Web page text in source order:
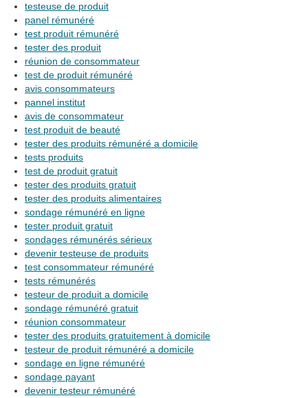
testeuse de produit
panel rémunéré
test produit rémunéré
tester des produit
réunion de consommateur
test de produit rémunéré
avis consommateurs
pannel institut
avis de consommateur
test produit de beauté
tester des produits rémunéré a domicile
tests produits
test de produit gratuit
tester des produits gratuit
tester des produits alimentaires
sondage rémunéré en ligne
tester produit gratuit
sondages rémunérés sérieux
devenir testeuse de produits
test consommateur rémunéré
tests rémunérés
testeur de produit a domicile
sondage rémunéré gratuit
réunion consommateur
tester des produits gratuitement à domicile
testeur de produit rémunéré a domicile
sondage en ligne rémunéré
sondage payant
devenir testeur rémunéré